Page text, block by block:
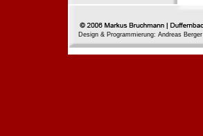
Design & Programmierung: Andreas Berger